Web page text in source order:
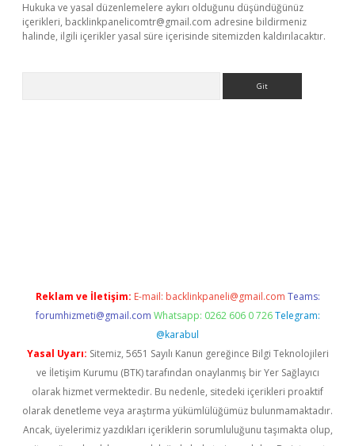
Hukuka ve yasal düzenlemelere aykırı olduğunu düşündüğünüz
içerikleri, backlinkpanelicomtr@gmail.com adresine bildirmeniz
halinde, ilgili içerikler yasal süre içerisinde sitemizden kaldırılacaktır.
Reklam ve İletişim: E-mail: backlinkpaneli@gmail.com Teams:
forumhizmeti@gmail.com Whatsapp: 0262 606 0 726 Telegram:
@karabul
Yasal Uyarı: Sitemiz, 5651 Sayılı Kanun gereğince Bilgi Teknolojileri
ve İletişim Kurumu (BTK) tarafından onaylanmış bir Yer Sağlayıcı
olarak hizmet vermektedir. Bu nedenle, sitedeki içerikleri proaktif
olarak denetleme veya araştırma yükümlülüğümüz bulunmamaktadır.
Ancak, üyelerimiz yazdıkları içeriklerin sorumluluğunu taşımakta olup,